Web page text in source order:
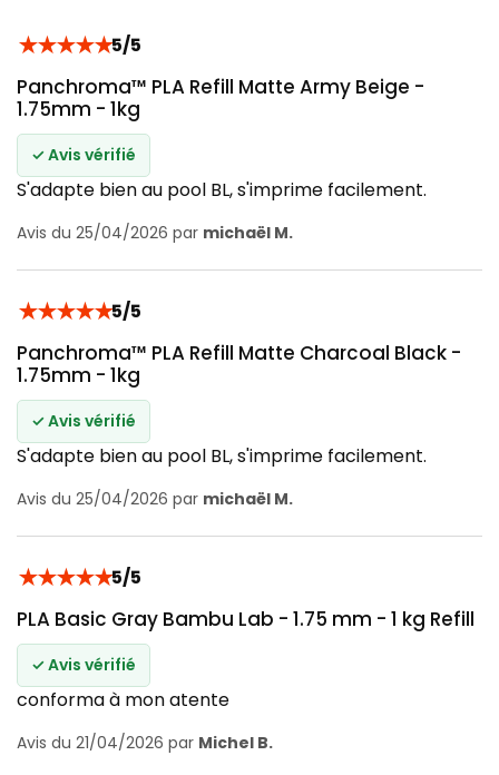
★★★★★5/5
Panchroma™ PLA Refill Matte Army Beige -
1.75mm - 1kg
✓ Avis vérifié
S'adapte bien au pool BL, s'imprime facilement.
Avis du 25/04/2026 par michaël M.
★★★★★5/5
Panchroma™ PLA Refill Matte Charcoal Black -
1.75mm - 1kg
✓ Avis vérifié
S'adapte bien au pool BL, s'imprime facilement.
Avis du 25/04/2026 par michaël M.
★★★★★5/5
PLA Basic Gray Bambu Lab - 1.75 mm - 1 kg Refill
✓ Avis vérifié
conforma à mon atente
Avis du 21/04/2026 par Michel B.